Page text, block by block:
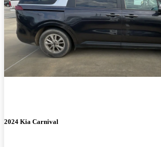
2024 Kia Carnival